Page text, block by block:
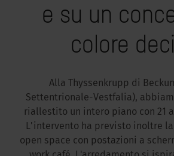
e su un
colore
Alla Thyssenkrupp di
Settentrionale-Vestfalia),
riallestito un intero piano con 21
L'intervento ha previsto inoltre
open space con postazioni a